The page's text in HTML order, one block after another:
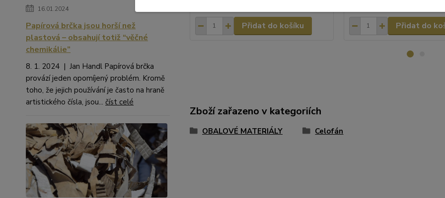
16.01.2024
Papírová brčka jsou horší než
plastová – obsahují totiž “věčné
chemikálie”
8. 1. 2024 | Jan Handl Papírová brčka
provází jeden opomíjený problém. Kromě
toho, že jejich používání je často na hraně
artistického čísla, jsou... číst celé
Přidat do košíku Přidat do
Zboží zařazeno v kategoriích
OBALOVÉ MATERIÁLY Celofán